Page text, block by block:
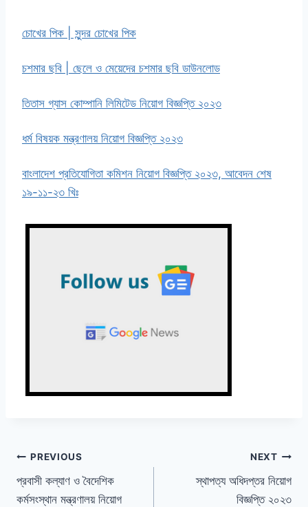
চোখের পিক | সুন্দর চোখের পিক
চশমার ছবি | ছেলে ও মেয়েদের চশমার ছবি ডাউনলোড
তিতাস গ্যাস কোম্পানি লিমিটেড নিয়োগ বিজ্ঞপ্তি ২০২৩
ধর্ম বিষয়ক মন্ত্রণালয় নিয়োগ বিজ্ঞপ্তি ২০২৩
বাংলাদেশ প্রতিযোগিতা কমিশন নিয়োগ বিজ্ঞপ্তি ২০২৩, আবেদন শেষ
১৯-১১-২৩ খিঃ
Post
navigation
PREVIOUS
প্রবাসী কল্যাণ ও বৈদেশিক
কর্মসংস্থান মন্ত্রণালয় নিয়োগ
NEXT
স্থাপত্য অধিদপ্তর নিয়োগ
বিজ্ঞপ্তি ২০২৩